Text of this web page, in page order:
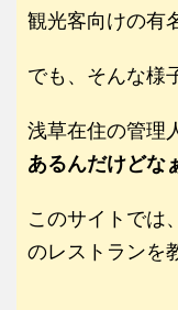
観光客向けの有
でも、そんな様
浅草在住の管理
あるんだけどな
このサイトでは
のレストランを